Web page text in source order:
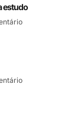
estudo